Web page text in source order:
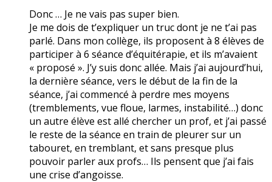
Donc … Je ne vais pas super bien.
Je me dois de t’expliquer un truc dont je ne t’ai pas
parlé. Dans mon collège, ils proposent à 8 élèves de
participer à 6 séance d’équitérapie, et ils m’avaient
« proposé ». J’y suis donc allée. Mais j’ai aujourd’hui,
la dernière séance, vers le début de la fin de la
séance, j’ai commencé à perdre mes moyens
(tremblements, vue floue, larmes, instabilité…) donc
un autre élève est allé chercher un prof, et j’ai passé
le reste de la séance en train de pleurer sur un
tabouret, en tremblant, et sans presque plus
pouvoir parler aux profs… Ils pensent que j’ai fais
une crise d’angoisse.